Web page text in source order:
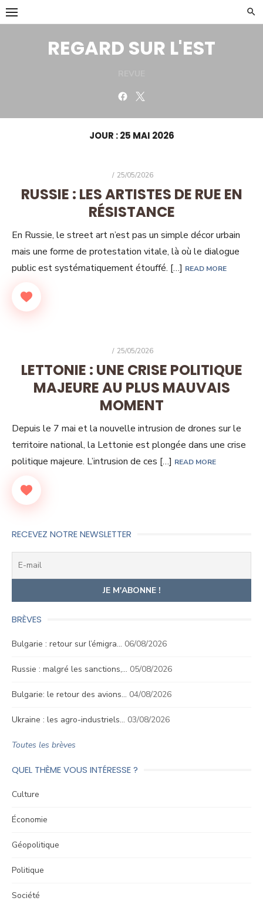
Skip
to
REGARD SUR L'EST
Facebook
JOUR :25 MAI 2026
POSTED
25/05/2026
RUSSIE : LES ARTISTES DE RUE EN
RÉSISTANCE
En Russie, le street art n’est pas un simple décor urbain
mais une forme de protestation vitale, là où le dialogue
public est systématiquement étouffé. […] READ MORE
POSTED
25/05/2026
LETTONIE : UNE CRISE POLITIQUE
MAJEURE AU PLUS MAUVAIS
MOMENT
Depuis le 7 mai et la nouvelle intrusion de drones sur le
territoire national, la Lettonie est plongée dans une crise
politique majeure. L’intrusion de ces […] READ MORE
RECEVEZ NOTRE NEWSLETTER
BRÈVES
Bulgarie : retour sur l’émigra… 06/08/2026
Russie : malgré les sanctions,… 05/08/2026
Bulgarie: le retour des avions… 04/08/2026
Ukraine : les agro-industriels… 03/08/2026
Toutes les brèves
QUEL THÈME VOUS INTÉRESSE ?
Culture
Économie
Géopolitique
Politique
Société